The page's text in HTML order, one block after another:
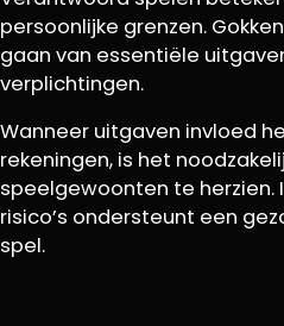
persoonlijke grenzen.
gaan van essentiële
verplichtingen.
Wanneer uitgaven invloed
rekeningen, is het
speelgewoonten te herzien.
risico’s ondersteunt een
spel.